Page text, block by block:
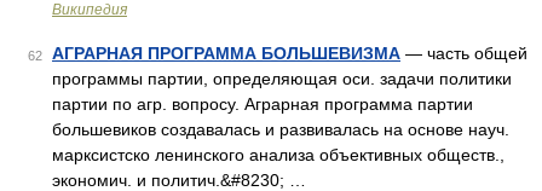
Википедия
62 АГРАРНАЯ ПРОГРАММА БОЛЬШЕВИЗМА — часть общей
программы партии, определяющая оси. задачи политики
партии по агр. вопросу. Аграрная программа партии
большевиков создавалась и развивалась на основе науч.
марксистско ленинского анализа объективных обществ.,
экономич. и политич.&#8230; …